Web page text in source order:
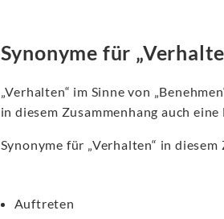
Synonyme für
„Verhalten“ im Sinne von
in diesem Zusammenhang auch
Synonyme für „Verhalten“ in diesem
Auftreten